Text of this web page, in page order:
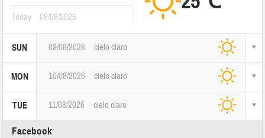
Today 08/08/2026
SUN 09/08/2026 cielo claro
MON 10/08/2026 cielo claro
TUE 11/08/2026 cielo claro
Facebook